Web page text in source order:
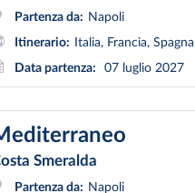
Partenza da: Napoli
Itinerario:
Italia, Francia, Spagna
Data partenza:
07 luglio 2027
Smeralda
Partenza da: Napoli